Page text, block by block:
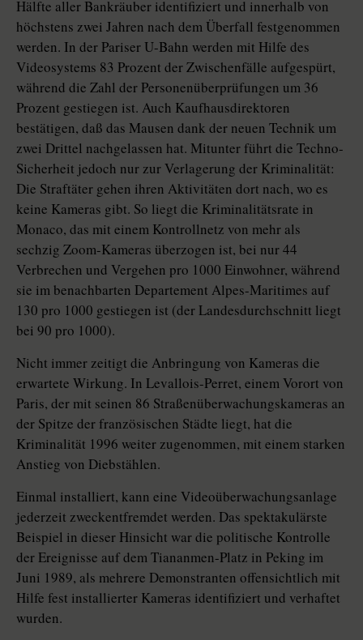
Hälfte aller Bankräuber identifiziert und innerhalb von
höchstens zwei Jahren nach dem Überfall festgenommen
werden. In der Pariser U-Bahn werden mit Hilfe des
Videosystems 83 Prozent der Zwischenfälle aufgespürt,
während die Zahl der Personenüberprüfungen um 36
Prozent gestiegen ist. Auch Kaufhausdirektoren
bestätigen, daß das Mausen dank der neuen Technik um
zwei Drittel nachgelassen hat. Mitunter führt die Techno-
Sicherheit jedoch nur zur Verlagerung der Kriminalität:
Die Straftäter gehen ihren Aktivitäten dort nach, wo es
keine Kameras gibt. So liegt die Kriminalitätsrate in
Monaco, das mit einem Kontrollnetz von mehr als
sechzig Zoom-Kameras überzogen ist, bei nur 44
Verbrechen und Vergehen pro 1000 Einwohner, während
sie im benachbarten Departement Alpes-Maritimes auf
130 pro 1000 gestiegen ist (der Landesdurchschnitt liegt
bei 90 pro 1000).
Nicht immer zeitigt die Anbringung von Kameras die
erwartete Wirkung. In Levallois-Perret, einem Vorort von
Paris, der mit seinen 86 Straßenüberwachungskameras an
der Spitze der französischen Städte liegt, hat die
Kriminalität 1996 weiter zugenommen, mit einem starken
Anstieg von Diebstählen.
Einmal installiert, kann eine Videoüberwachungsanlage
jederzeit zweckentfremdet werden. Das spektakulärste
Beispiel in dieser Hinsicht war die politische Kontrolle
der Ereignisse auf dem Tiananmen-Platz in Peking im
Juni 1989, als mehrere Demonstranten offensichtlich mit
Hilfe fest installierter Kameras identifiziert und verhaftet
wurden.